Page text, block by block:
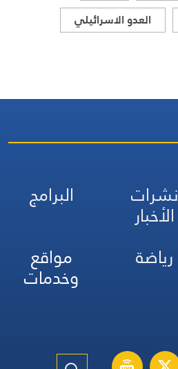
العدو الاسرائيلي
نشرات
الأخبار
البرامج
رياضة مواقع
وخدمات